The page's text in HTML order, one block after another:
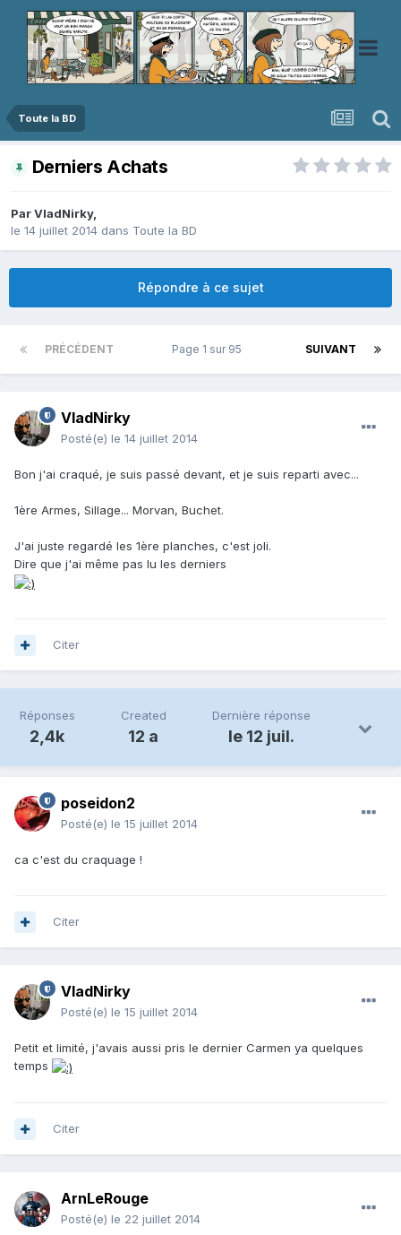
Toute la BD
Derniers Achats
ParVladNirky,
le 14 juillet 2014 dans Toute la BD
Répondre à ce sujet
PRÉCÉDENT SUIVANT
Page 1 sur 95
VladNirky
Posté(e) le 14 juillet 2014
Bon j'ai craqué, je suis passé devant, et je suis reparti avec...
1ère Armes, Sillage... Morvan, Buchet.
J'ai juste regardé les 1ère planches, c'est joli.
Dire que j'ai même pas lu les derniers
Citer
Réponses
2,4k
Created
12 a
Dernière réponse
le 12 juil.
poseidon2
Posté(e) le 15 juillet 2014
ca c'est du craquage !
Citer
VladNirky
Posté(e) le 15 juillet 2014
Petit et limité, j'avais aussi pris le dernier Carmen ya quelques
temps
Citer
ArnLeRouge
Posté(e) le 22 juillet 2014